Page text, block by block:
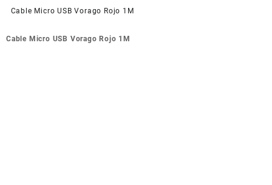
Cable Micro USB Vorago Rojo 1M
Navegación
Cable Micro USB Vorago Rojo 1M